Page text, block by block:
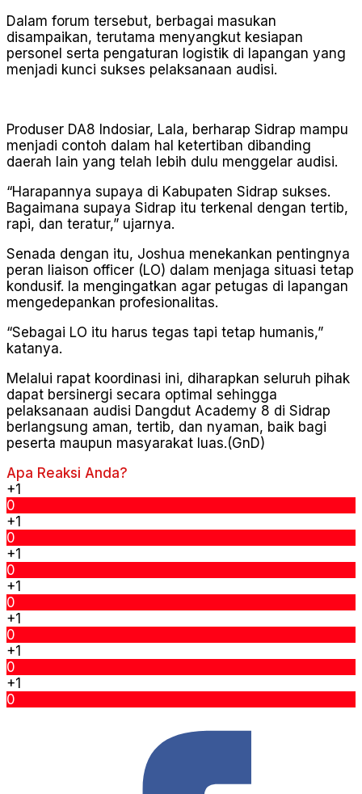
Dalam forum tersebut, berbagai masukan
disampaikan, terutama menyangkut kesiapan
personel serta pengaturan logistik di lapangan yang
menjadi kunci sukses pelaksanaan audisi.
Produser DA8 Indosiar, Lala, berharap Sidrap mampu
menjadi contoh dalam hal ketertiban dibanding
daerah lain yang telah lebih dulu menggelar audisi.
“Harapannya supaya di Kabupaten Sidrap sukses.
Bagaimana supaya Sidrap itu terkenal dengan tertib,
rapi, dan teratur,” ujarnya.
Senada dengan itu, Joshua menekankan pentingnya
peran liaison officer (LO) dalam menjaga situasi tetap
kondusif. Ia mengingatkan agar petugas di lapangan
mengedepankan profesionalitas.
“Sebagai LO itu harus tegas tapi tetap humanis,”
katanya.
Melalui rapat koordinasi ini, diharapkan seluruh pihak
dapat bersinergi secara optimal sehingga
pelaksanaan audisi Dangdut Academy 8 di Sidrap
berlangsung aman, tertib, dan nyaman, baik bagi
peserta maupun masyarakat luas.(GnD)
Apa Reaksi Anda?
+1
0
+1
0
+1
0
+1
0
+1
0
+1
0
+1
0